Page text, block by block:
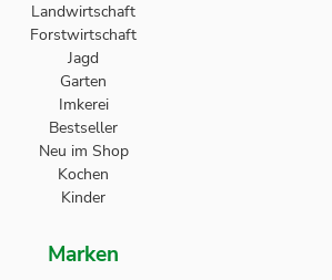
Landwirtschaft
Forstwirtschaft
Jagd
Garten
Imkerei
Bestseller
Neu im Shop
Kochen
Kinder
Marken